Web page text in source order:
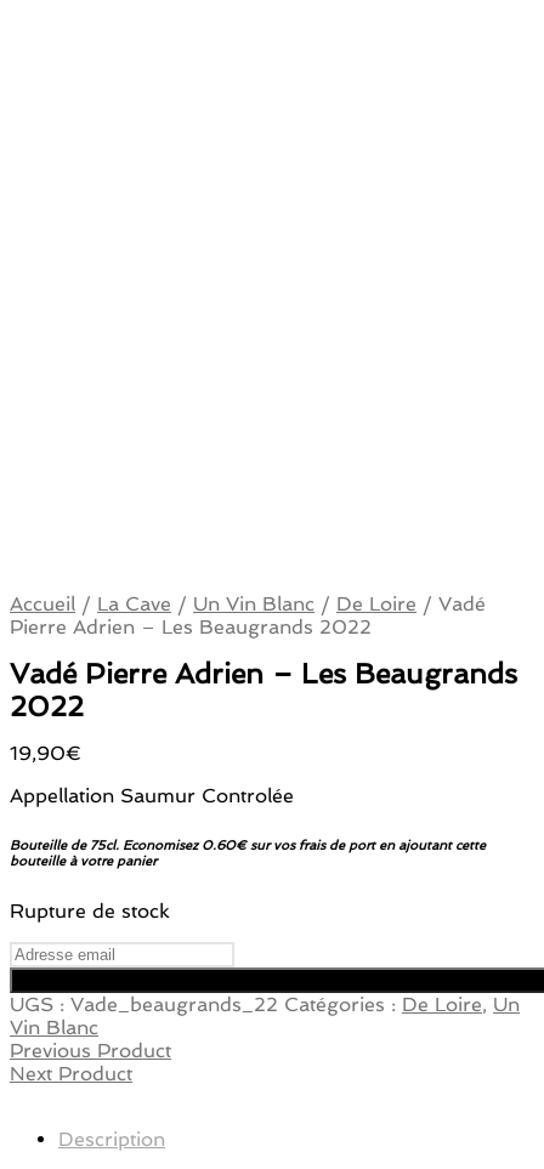
Accueil / La Cave / Un Vin Blanc / De Loire / Vadé
Pierre Adrien – Les Beaugrands 2022
Vadé Pierre Adrien – Les Beaugrands
2022
19,90€
Appellation Saumur Controlée
Bouteille de 75cl. Economisez 0.60€ sur vos frais de port en ajoutant cette
bouteille à votre panier
Rupture de stock
UGS : Vade_beaugrands_22 Catégories : De Loire, Un
Vin Blanc
Previous Product
Next Product
Description